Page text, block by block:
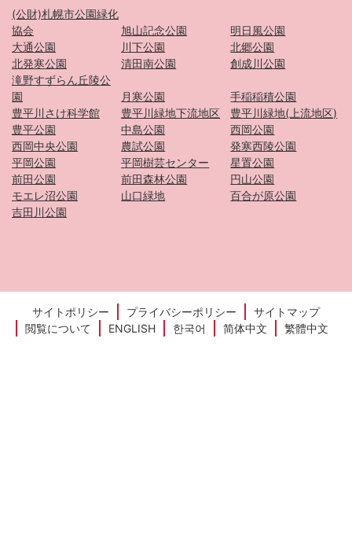
(公財)札幌市公園緑化
協会
旭山記念公園
明日風公園
大通公園
川下公園
北郷公園
北発寒公園
清田南公園
創成川公園
滝野すずらん丘陵公
園
月寒公園
手稲稲積公園
豊平川さけ科学館
豊平川緑地下流地区
豊平川緑地(上流地区)
豊平公園
中島公園
西岡公園
西岡中央公園
農試公園
発寒西陵公園
平岡公園
平岡樹芸センター
星置公園
前田公園
前田森林公園
円山公園
モエレ沼公園
山口緑地
百合が原公園
吉田川公園
サイトポリシー プライバシーポリシー
サイトマップ
閲覧について
ENGLISH 한국어 简体中文 繁體中文